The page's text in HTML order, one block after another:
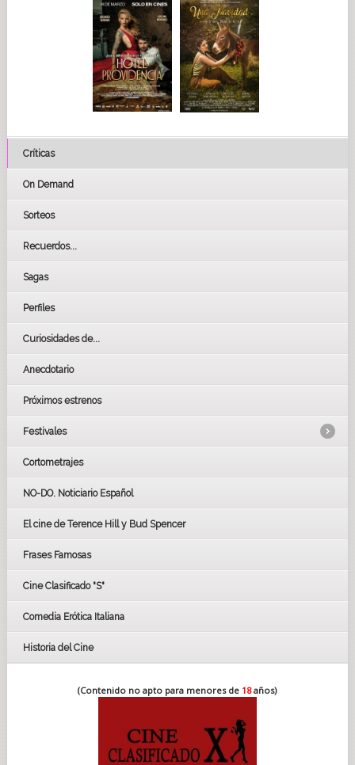
Críticas
On Demand
Sorteos
Recuerdos...
Sagas
Perfiles
Curiosidades de...
Anecdotario
Próximos estrenos
Festivales
LOS OSCARS
GOYAS
BAFTA
Cortometrajes
NO-DO. Noticiario Español
El cine de Terence Hill y Bud Spencer
Frases Famosas
Cine Clasificado "S"
Comedia Erótica Italiana
Historia del Cine
(Contenido no apto para menores de 18años)